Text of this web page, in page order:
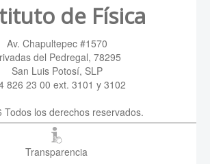
de Física
Av. Chapultepec #1570
del Pedregal, 78295
San Luis Potosí, SLP
826 23 00 ext. 3101 y 3102
Todos los derechos reservados.
Transparencia